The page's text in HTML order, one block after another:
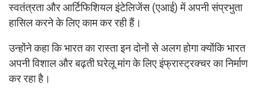
स्वतंत्रता और आर्टिफिशियल इंटेलिजेंस (एआई) में अपनी संप्रभुता
हासिल करने के लिए काम कर रही हैं।
उन्होंने कहा कि भारत का रास्ता इन दोनों से अलग होगा क्योंकि भारत
अपनी विशाल और बढ़ती घरेलू मांग के लिए इंफ्रास्ट्रक्चर का निर्माण
कर रहा है।